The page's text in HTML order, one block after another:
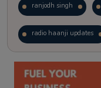
ranjodh singh
radio haanji updates
kitaab kahani